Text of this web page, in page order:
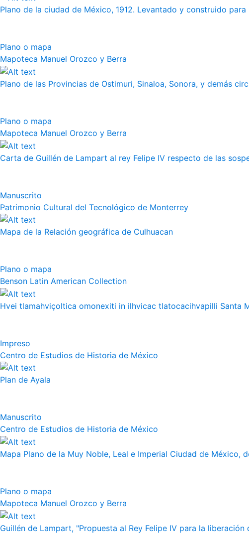
Plano de la ciudad de México, 1912. Levantado y construido para
Plano o mapa
Mapoteca Manuel Orozco y Berra
Plano de las Provincias de Ostimuri, Sinaloa, Sonora, y demás
Plano o mapa
Mapoteca Manuel Orozco y Berra
Carta de Guillén de Lampart al rey Felipe IV respecto de las
Manuscrito
Patrimonio Cultural del Tecnológico de Monterrey
Mapa de la Relación geográfica de Culhuacan
Plano o mapa
Benson Latin American Collection
Hvei tlamahviçoltica omonexiti in ilhvicac tlatocacihvapilli Santa
Impreso
Centro de Estudios de Historia de México
Plan de Ayala
Manuscrito
Centro de Estudios de Historia de México
Mapa Plano de la Muy Noble, Leal e Imperial Ciudad de México,
Plano o mapa
Mapoteca Manuel Orozco y Berra
Guillén de Lampart, "Propuesta al Rey Felipe IV para la liberación